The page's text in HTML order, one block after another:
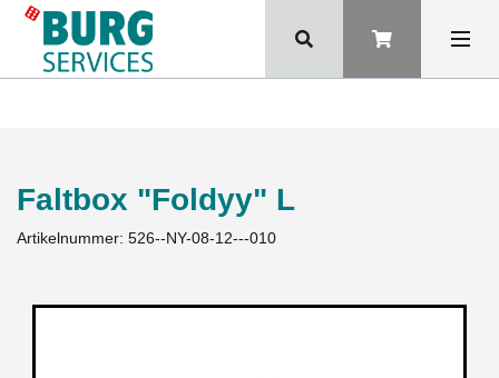
Faltbox "Foldyy" L
Artikelnummer: 526--NY-08-12---010